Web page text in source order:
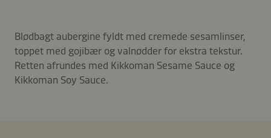
Blødbagt aubergine fyldt med cremede sesamlinser,
toppet med gojibær og valnødder for ekstra tekstur.
Retten afrundes med Kikkoman Sesame Sauce og
Kikkoman Soy Sauce.